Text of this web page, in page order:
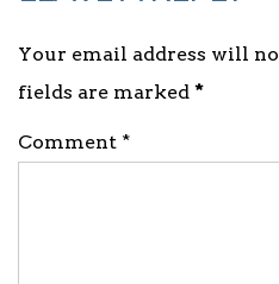
Your email address will
fields are marked *
Comment *